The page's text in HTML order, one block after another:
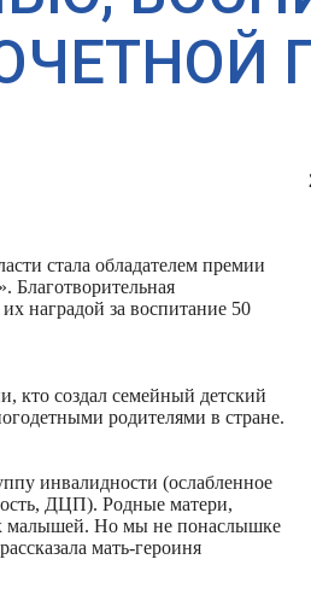
стала обладателем премии
Благотворительная
наградой за воспитание 50
кто создал семейный детский
родителями в стране.
инвалидности (ослабленное
ДЦП). Родные матери,
малышей. Но мы не понаслышке
мать-героиня